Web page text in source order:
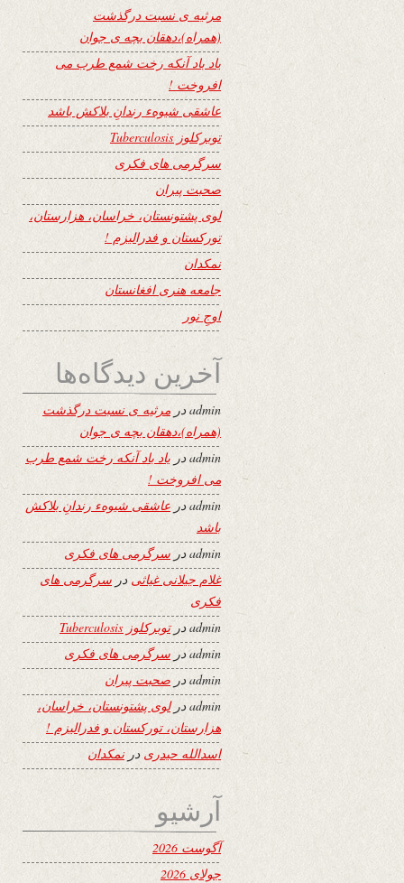
مرثیه ی نسبت درگذشت
(همراه)،دهقان بچه ی جوان
یاد باد آنکه رخت شمع طرب می
افروخت !
عاشقی شیوهء رندانِ بلاکش باشد
توبرکلوز Tuberculosis
سرگرمی های فکری
صحبت پیران
لوی پشتونستان، خراسان، هزارستان،
تورکستان و فدرالیزم !
نمکدان
جامعه هنری افغانستان
اوجِ نور
آخرین دیدگاه‌ها
adminدر مرثیه ی نسبت درگذشت
(همراه)،دهقان بچه ی جوان
admin در یاد باد آنکه رخت شمع طرب
می افروخت !
adminدر عاشقی شیوهء رندانِ بلاکش
باشد
admin در سرگرمی های فکری
غلام جیلانی غیاثی در سرگرمی های
فکری
adminدرتوبرکلوز Tuberculosis
adminدر سرگرمی های فکری
admin در صحبت پیران
adminدرلوی پشتونستان، خراسان،
هزارستان، تورکستان و فدرالیزم !
اسدالله حیدری درنمکدان
آرشیو
آگوست 2026
جولای 2026